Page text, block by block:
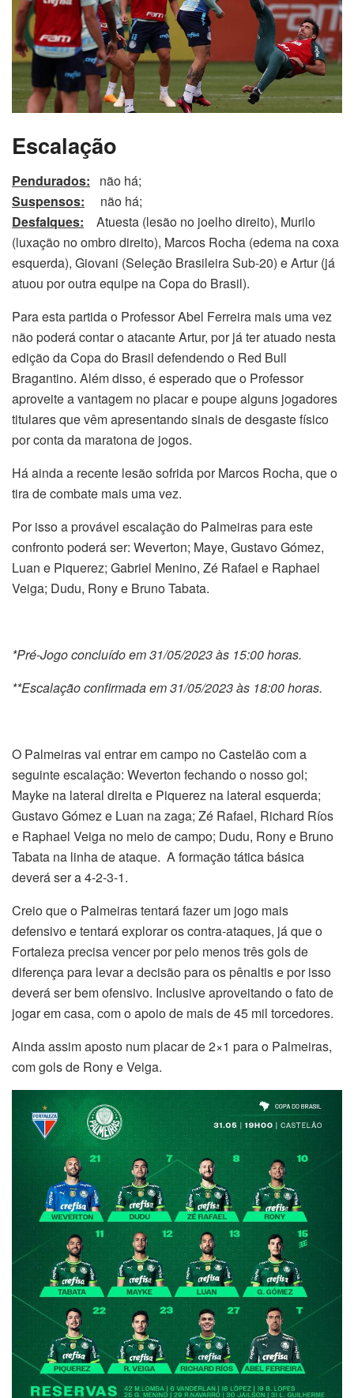
Escalação
Pendurados:
não há;
Suspensos:
não há;
Desfalques:
Atuesta (lesão no joelho direito), Murilo
(luxação no ombro direito), Marcos Rocha (edema na coxa
esquerda), Giovani (Seleção Brasileira Sub-20) e Artur (já
atuou por outra equipe na Copa do Brasil).
Para esta partida o Professor Abel Ferreira mais uma vez
não poderá contar o atacante Artur, por já ter atuado nesta
edição da Copa do Brasil defendendo o Red Bull
Bragantino. Além disso, é esperado que o Professor
aproveite a vantagem no placar e poupe alguns jogadores
titulares que vêm apresentando sinais de desgaste físico
por conta da maratona de jogos.
Há ainda a recente lesão sofrida por Marcos Rocha, que o
tira de combate mais uma vez.
Por isso a provável escalação do Palmeiras para este
confronto poderá ser: Weverton; Maye, Gustavo Gómez,
Luan e Piquerez; Gabriel Menino, Zé Rafael e Raphael
Veiga; Dudu, Rony e Bruno Tabata.
*Pré-Jogo concluído em 31/05/2023 às 15:00 horas.
**Escalação confirmada em 31/05/2023 às 18:00 horas.
O Palmeiras vai entrar em campo no Castelão com a
seguinte escalação: Weverton fechando o nosso gol;
Mayke na lateral direita e Piquerez na lateral esquerda;
Gustavo Gómez e Luan na zaga; Zé Rafael, Richard Ríos
e Raphael Veiga no meio de campo; Dudu, Rony e Bruno
Tabata na linha de ataque. A formação tática básica
deverá ser a 4-2-3-1.
Creio que o Palmeiras tentará fazer um jogo mais
defensivo e tentará explorar os contra-ataques, já que o
Fortaleza precisa vencer por pelo menos três gols de
diferença para levar a decisão para os pênaltis e por isso
deverá ser bem ofensivo. Inclusive aproveitando o fato de
jogar em casa, com o apoio de mais de 45 mil torcedores.
Ainda assim aposto num placar de 2×1 para o Palmeiras,
com gols de Rony e Veiga.